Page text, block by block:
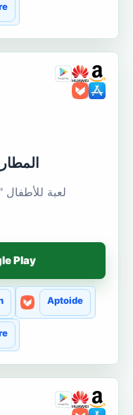
لعبة
Play
Aptoide